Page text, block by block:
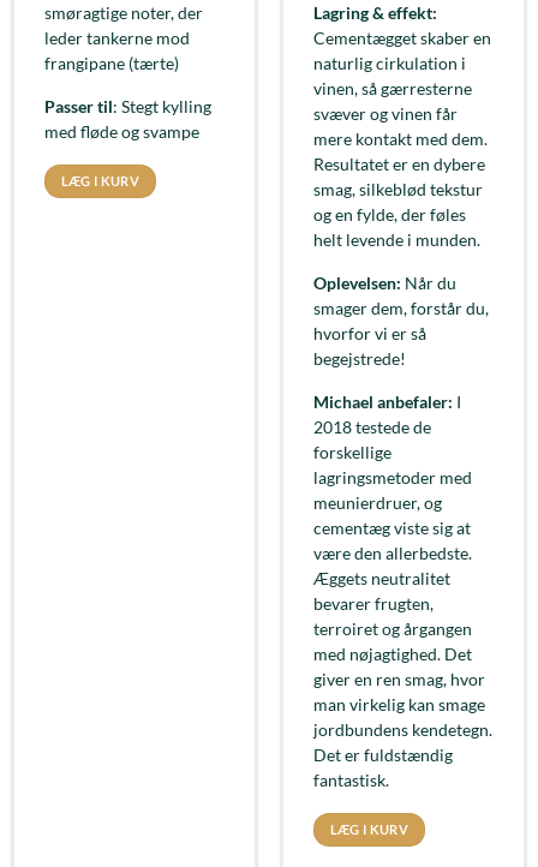
smøragtige noter, der
leder tankerne mod
frangipane (tærte)
Passer til: Stegt kylling
med fløde og svampe
LÆG I KURV
Lagring & effekt:
Cementægget skaber en
naturlig cirkulation i
vinen, så gærresterne
svæver og vinen får
mere kontakt med dem.
Resultatet er en dybere
smag, silkeblød tekstur
og en fylde, der føles
helt levende i munden.
Oplevelsen: Når du
smager dem, forstår du,
hvorfor vi er så
begejstrede!
Michael anbefaler: I
2018 testede de
forskellige
lagringsmetoder med
meunierdruer, og
cementæg viste sig at
være den allerbedste.
Æggets neutralitet
bevarer frugten,
terroiret og årgangen
med nøjagtighed. Det
giver en ren smag, hvor
man virkelig kan smage
jordbundens kendetegn.
Det er fuldstændig
fantastisk.
LÆG I KURV